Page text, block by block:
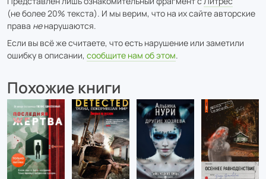
(не более 20% текста). И мы верим, что на их сайте авторские
права ненарушаются.
Если вы всё же считаете, что есть нарушение или заметили
ошибку в описании, сообщите нам об этом.
Похожие книги